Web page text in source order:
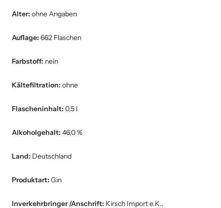
Alter: ohne Angaben
Auflage: 662 Flaschen
Farbstoff: nein
Kältefiltration: ohne
Flascheninhalt: 0,5 l
Alkoholgehalt: 46,0 %
Land: Deutschland
Produktart: Gin
Inverkehrbringer /Anschrift: Kirsch Import e.K.,